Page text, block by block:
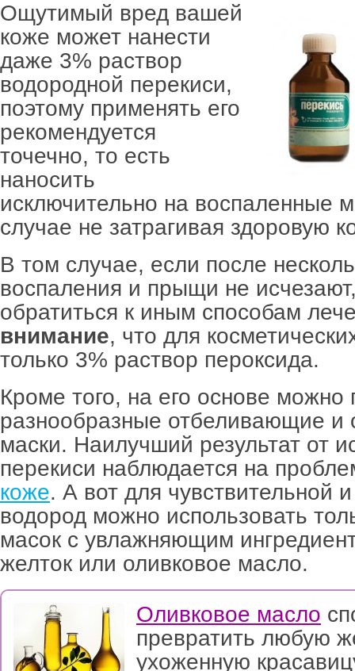
Ощутимый вред вашей
коже может нанести
даже 3% раствор
водородной перекиси,
поэтому применять его
рекомендуется
точечно, то есть
наносить
исключительно на воспаленные
случае не затрагивая здоровую
В том случае, если после
воспаления и прыщи не
обратиться к иным способам
внимание, что для
только 3% раствор пероксида.
Кроме того, на его основе можно
разнообразные отбеливающие
маски. Наилучший результат от
перекиси наблюдается на
коже. А вот для чувствительной
водород можно использовать
масок с увлажняющим
желток или оливковое масло.
Оливковое масло
превратить любую
ухоженную